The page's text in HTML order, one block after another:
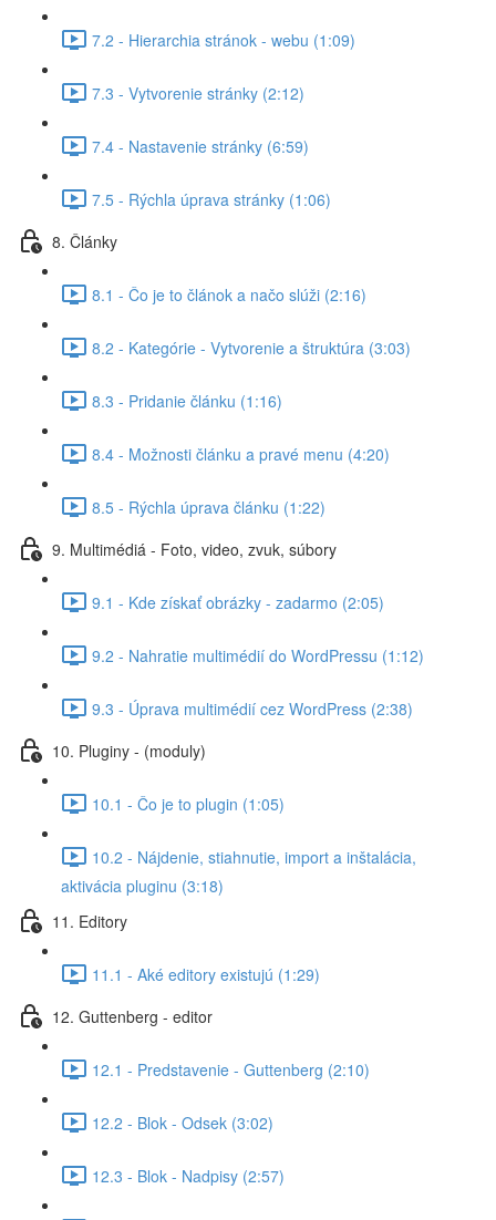
7.2 - Hierarchia stránok - webu (1:09)
7.3 - Vytvorenie stránky (2:12)
7.4 - Nastavenie stránky (6:59)
7.5 - Rýchla úprava stránky (1:06)
8. Články
8.1 - Čo je to článok a načo slúži (2:16)
8.2 - Kategórie - Vytvorenie a štruktúra (3:03)
8.3 - Pridanie článku (1:16)
8.4 - Možnosti článku a pravé menu (4:20)
8.5 - Rýchla úprava článku (1:22)
9. Multimédiá - Foto, video, zvuk, súbory
9.1 - Kde získať obrázky - zadarmo (2:05)
9.2 - Nahratie multimédií do WordPressu (1:12)
9.3 - Úprava multimédií cez WordPress (2:38)
10. Pluginy - (moduly)
10.1 - Čo je to plugin (1:05)
10.2 - Nájdenie, stiahnutie, import a inštalácia,
aktivácia pluginu (3:18)
11. Editory
11.1 - Aké editory existujú (1:29)
12. Guttenberg - editor
12.1 - Predstavenie - Guttenberg (2:10)
12.2 - Blok - Odsek (3:02)
12.3 - Blok - Nadpisy (2:57)